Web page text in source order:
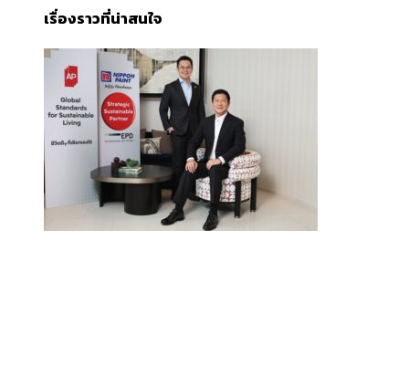
เรื่องราวที่น่าสนใจ